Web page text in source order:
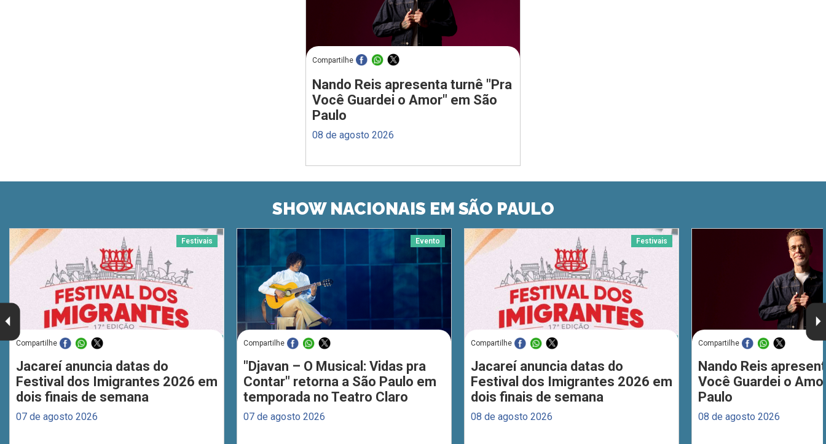
Compartilhe
Nando Reis apresenta turnê "Pra
Você Guardei o Amor" em São
Paulo
08 de agosto 2026
SHOW NACIONAIS EM SÃO PAULO
Festivais
Compartilhe
Jacareí anuncia datas do
Festival dos Imigrantes 2026 em
dois finais de semana
07 de agosto 2026
Evento
Compartilhe
"Djavan – O Musical: Vidas pra
Contar" retorna a São Paulo em
temporada no Teatro Claro
07 de agosto 2026
Festivais
Compartilhe
Jacareí anuncia datas do
Festival dos Imigrantes 2026 em
dois finais de semana
08 de agosto 2026
Compartilhe
Nando Reis
Você Guardei o
Paulo
08 de agosto 2026